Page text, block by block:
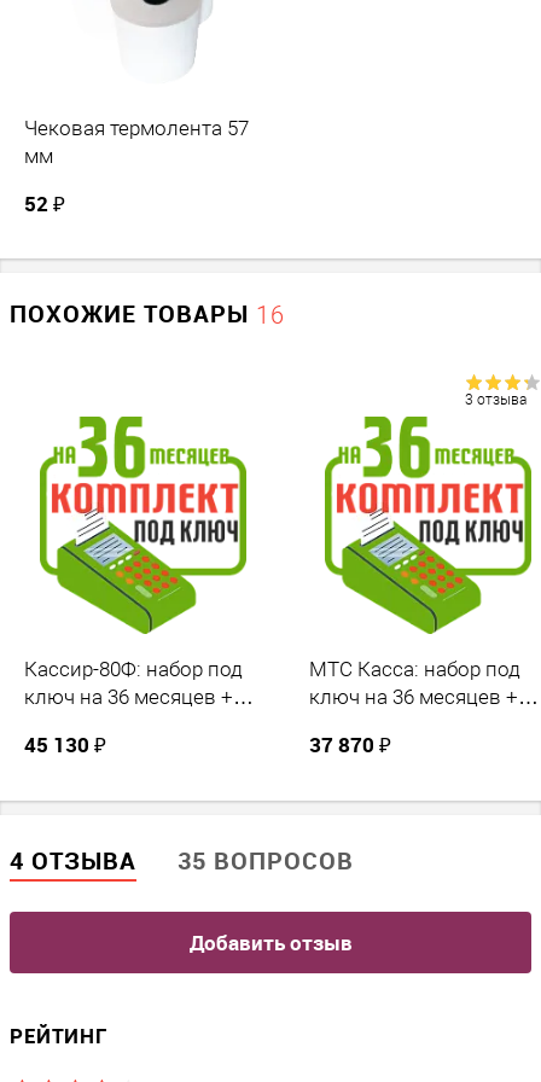
получения зарегистрированного в ФНС кассового
Чековая термолента 57
мм
52 ₽
ПОХОЖИЕ ТОВАРЫ 16
Кассир-80Ф: набор под
ключ на 36 месяцев +
45 130 ₽
3 отзыва
МТС Касса: набор под
ключ на 36 месяцев +
37 870 ₽
4 ОТЗЫВА 35 ВОПРОСОВ
Добавить отзыв
РЕЙТИНГ